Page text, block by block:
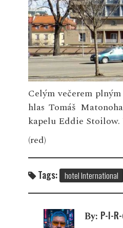
Celým večerem
hlas Tomáš
kapelu Eddie
(red)
Tags: hotel International
By: P-I-